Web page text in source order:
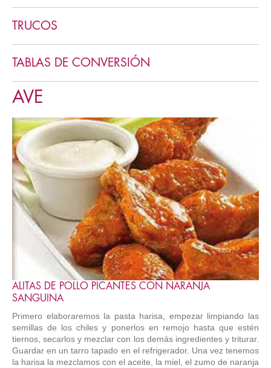
TRUCOS
TABLAS DE CONVERSIÓN
AVE
ALITAS DE POLLO PICANTES CON NARANJA
SANGUINA
Primero elaboraremos la pasta harisa, empezar limpiando las
semillas de los chiles y ponerlos en remojo hasta que estén
tiernos, secarlos y mezclar con los demás ingredientes y triturar.
Guardar en un tarro tapado en el refrigerador. Una vez tenemos
la harisa la mezclamos con el aceite, la miel, el zumo de naranja